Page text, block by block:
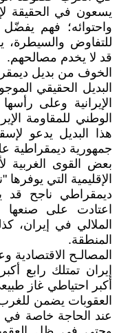
يسعون في الحقيقة
واحتوائه؛ فهم
للتفاوض
قد لا يخدم مصالحهم.
الخوف من بديل
البديل الحقيقي
الإيرانية وعلى
الوطني للمقاومة
هذا البديل يدعو
جمهورية ديمقراطية
بعض القوى الغربية
الإقليمية التي
ديمقراطي ناجح قد
اعتادت على
الملالي في إيران،
المنطقة.
المصالـح الاقتصادية
إيران تمتلك رابع
أكبر احتياطي غاز
العقوبات يضمن
عند الحاجة خاصة